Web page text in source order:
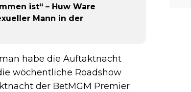
ist“ – Huw Ware
Mann in der
habe die Auftaktnacht
wöchentliche Roadshow
der BetMGM Premier